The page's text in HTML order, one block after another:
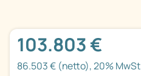
103.803 €
86.503 € (netto), 20%